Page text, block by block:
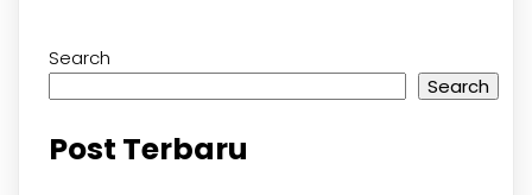
Search
Search
Post Terbaru